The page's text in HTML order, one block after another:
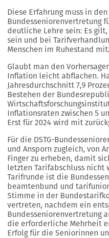
Diese Erfahrung muss in den
Bundesseniorenvertretung
deutliche Lehre sein: Es gilt,
sein und bei
Menschen im Ruhestand
Glaubt man den
Inflation leicht abflachen.
Jahresdurchschnitt 7,9
Bestehen der
Inflationsraten zwischen 5
Erst für 2024 wird mit
Für die DSTG-
und Ansporn zugleich, von
Finger zu erheben, damit
letzten Tarifabschluss nicht
Tarifrunde ist die
beamtenbund und
Stimme in der
vertreten, nachdem ein
Bundes­seniorenvertretung
die erforderliche Mehrheit
Erfolg für die Seniorinnen